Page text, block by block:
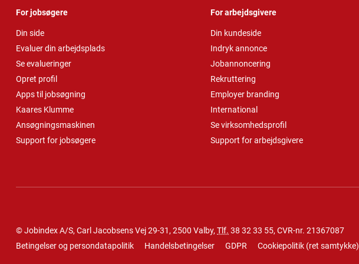
For jobsøgere
Din side
Evaluer din arbejdsplads
Se evalueringer
Opret profil
Apps til jobsøgning
Kaares Klumme
Ansøgningsmaskinen
Support for jobsøgere
For arbejdsgivere
Din kundeside
Indryk annonce
Jobannoncering
Rekruttering
Employer branding
International
Se virksomhedsprofil
Support for arbejdsgivere
© Jobindex A/S, Carl Jacobsens Vej 29-31, 2500 Valby, Tlf. 38 32 33 55, CVR-nr. 21367087
Betingelser og persondatapolitik
Handelsbetingelser GDPR Cookiepolitik (ret samtykke)